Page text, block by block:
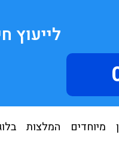
לייעוץ
מיוחדים המלצות